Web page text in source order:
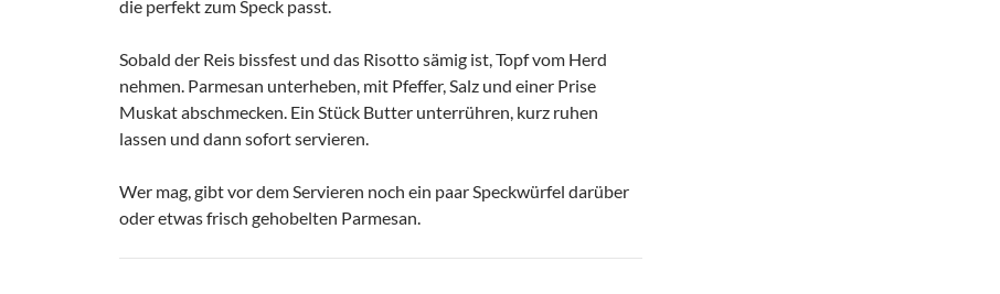
die perfekt zum Speck passt.
Sobald der Reis bissfest und das Risotto sämig ist, Topf vom Herd
nehmen. Parmesan unterheben, mit Pfeffer, Salz und einer Prise
Muskat abschmecken. Ein Stück Butter unterrühren, kurz ruhen
lassen und dann sofort servieren.
Wer mag, gibt vor dem Servieren noch ein paar Speckwürfel darüber
oder etwas frisch gehobelten Parmesan.